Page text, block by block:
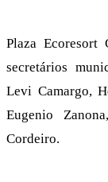
Plaza Ecoresort
secretários
Levi Camargo,
Eugenio
Cordeiro.